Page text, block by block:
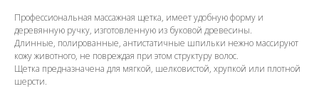
Профессиональная массажная щетка, имеет удобную форму и
деревянную ручку, изготовленную из буковой древесины.
Длинные, полированные, антистатичные шпильки нежно массируют
кожу животного, не повреждая при этом структуру волос.
Щетка предназначена для мягкой, шелковистой, хрупкой или плотной
шерсти.